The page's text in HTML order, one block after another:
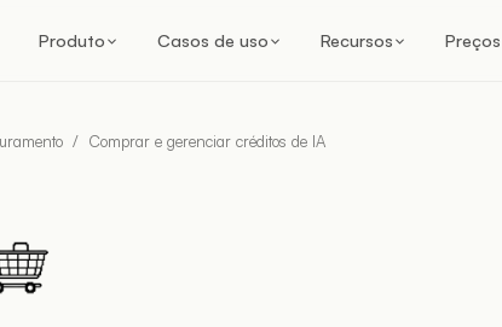
Produto Casos de uso Recursos Preços
/ Comprar e gerenciar créditos de IA